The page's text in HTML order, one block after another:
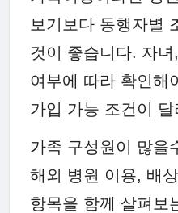
보기보다 동행자별
것이 좋습니다. 자
여부에 따라 확인해
가입 가능 조건이
가족 구성원이 많을
해외 병원 이용, 배
항목을 함께 살펴보